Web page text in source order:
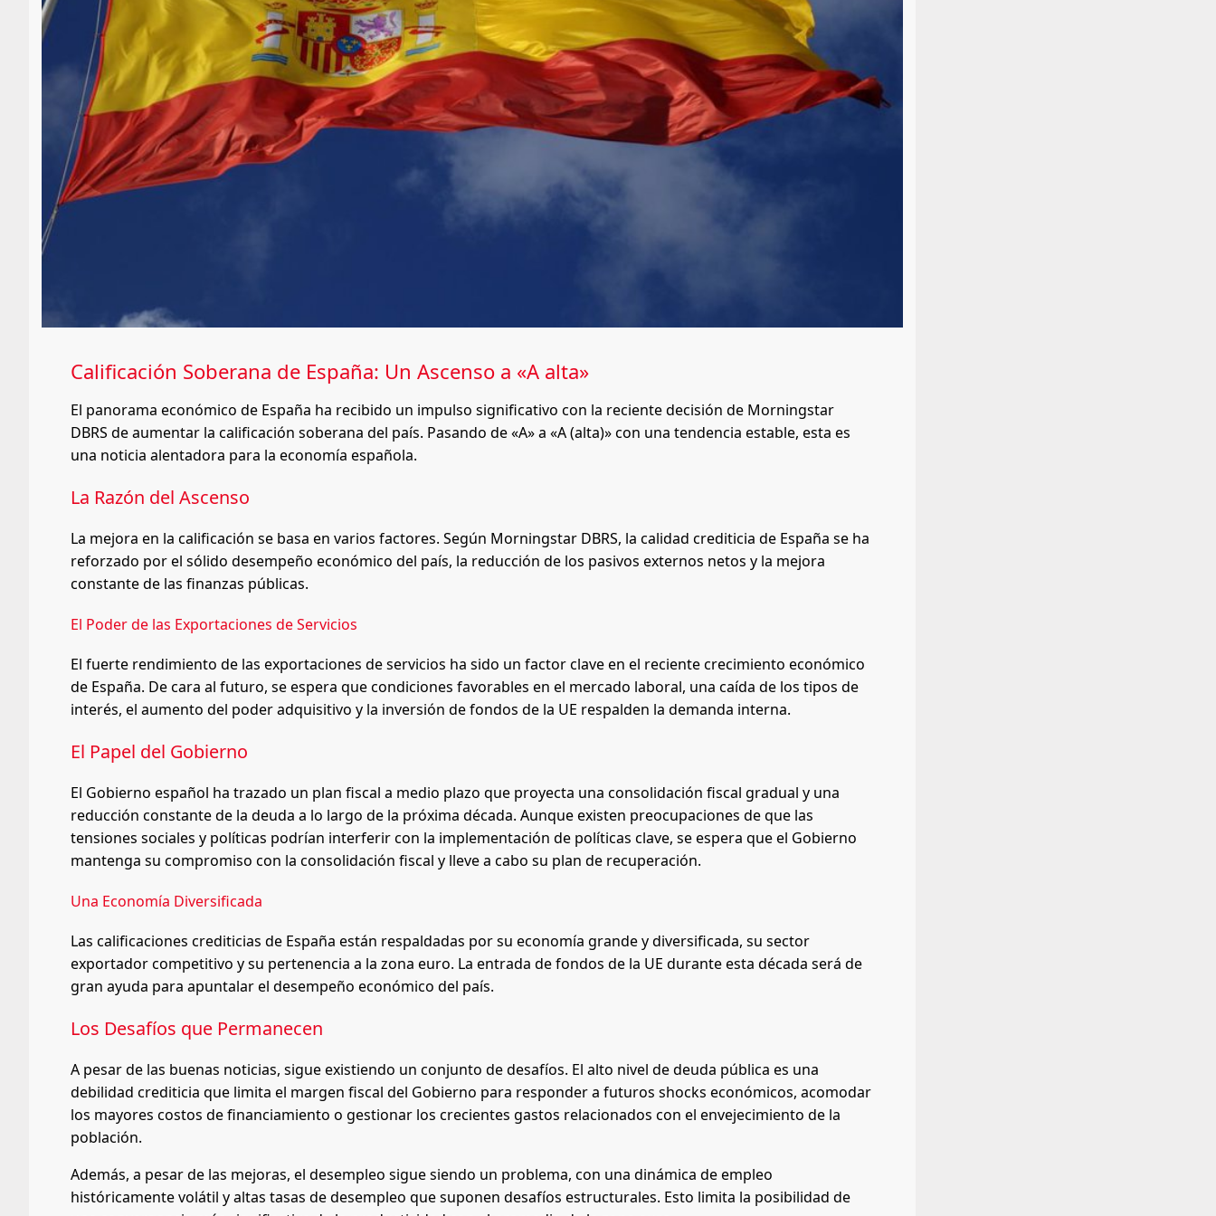
Calificación Soberana de España: Un Ascenso a «A alta»
El panorama económico de España ha recibido un impulso significativo con la reciente decisión de Morningstar
DBRS de aumentar la calificación soberana del país. Pasando de «A» a «A (alta)» con una tendencia estable, esta es
una noticia alentadora para la economía española.
La Razón del Ascenso
La mejora en la calificación se basa en varios factores. Según Morningstar DBRS, la calidad crediticia de España se ha
reforzado por el sólido desempeño económico del país, la reducción de los pasivos externos netos y la mejora
constante de las finanzas públicas.
El Poder de las Exportaciones de Servicios
El fuerte rendimiento de las exportaciones de servicios ha sido un factor clave en el reciente crecimiento económico
de España. De cara al futuro, se espera que condiciones favorables en el mercado laboral, una caída de los tipos de
interés, el aumento del poder adquisitivo y la inversión de fondos de la UE respalden la demanda interna.
El Papel del Gobierno
El Gobierno español ha trazado un plan fiscal a medio plazo que proyecta una consolidación fiscal gradual y una
reducción constante de la deuda a lo largo de la próxima década. Aunque existen preocupaciones de que las
tensiones sociales y políticas podrían interferir con la implementación de políticas clave, se espera que el Gobierno
mantenga su compromiso con la consolidación fiscal y lleve a cabo su plan de recuperación.
Una Economía Diversificada
Las calificaciones crediticias de España están respaldadas por su economía grande y diversificada, su sector
exportador competitivo y su pertenencia a la zona euro. La entrada de fondos de la UE durante esta década será de
gran ayuda para apuntalar el desempeño económico del país.
Los Desafíos que Permanecen
A pesar de las buenas noticias, sigue existiendo un conjunto de desafíos. El alto nivel de deuda pública es una
debilidad crediticia que limita el margen fiscal del Gobierno para responder a futuros shocks económicos, acomodar
los mayores costos de financiamiento o gestionar los crecientes gastos relacionados con el envejecimiento de la
población.
Además, a pesar de las mejoras, el desempleo sigue siendo un problema, con una dinámica de empleo
históricamente volátil y altas tasas de desempleo que suponen desafíos estructurales. Esto limita la posibilidad de